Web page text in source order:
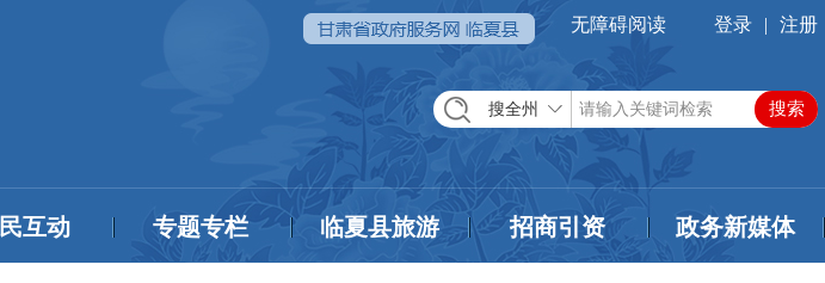
无障碍阅读 登录 | 注册
搜全州
互动 专题专栏 临夏县旅游 招商引资 政务新媒体